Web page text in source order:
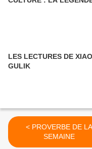
LES LECTURES DE
GULIK
< PROVERBE DE LA
SEMAINE